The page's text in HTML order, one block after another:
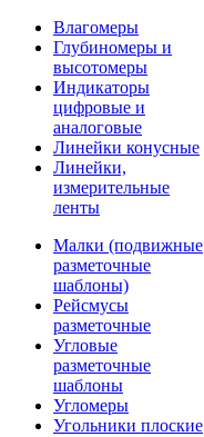
Влагомеры
Глубиномеры и
высотомеры
Индикаторы
цифровые и
аналоговые
Линейки конусные
Линейки,
измерительные
ленты
Малки (подвижные
разметочные
шаблоны)
Рейсмусы
разметочные
Угловые
разметочные
шаблоны
Угломеры
Угольники плоские